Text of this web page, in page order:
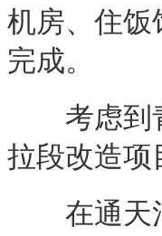
机房、住饭
完成。
考虑到青
拉段改造项
在通天河